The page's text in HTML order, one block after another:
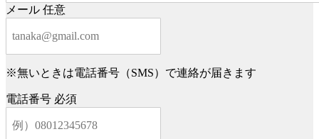
メール 任意
※無いときは電話番号（SMS）で連絡が届きます
電話番号 必須